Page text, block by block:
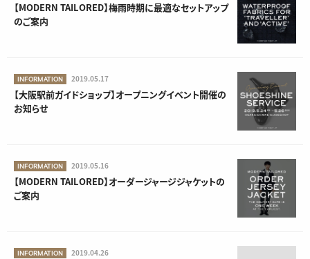
【MODERN TAILORED】梅雨時期に最適なセットアップ
のご案内
INFORMATION 2019.05.17
【大阪駅前ガイドショップ】オープニングイベント開催の
お知らせ
INFORMATION 2019.05.16
【MODERN TAILORED】オーダージャージジャケットの
ご案内
INFORMATION 2019.04.26